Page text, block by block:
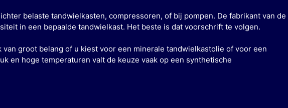
belaste tandwielkasten, compressoren, of bij pompen. De fabrikant van de
in een bepaalde tandwielkast. Het beste is dat voorschrift te volgen.
groot belang of u kiest voor een minerale tandwielkastolie of voor een
en hoge temperaturen valt de keuze vaak op een synthetische